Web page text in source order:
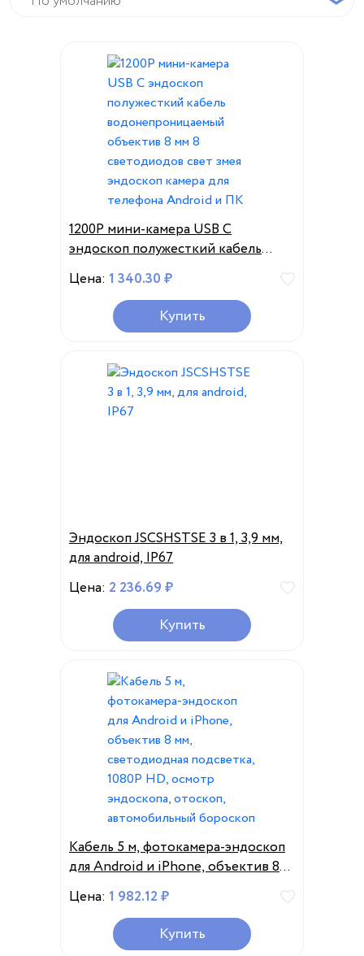
1200P мини-камера USB C
эндоскоп полужесткий кабель
водонепроницаемый объектив 8
мм 8 светодиодов свет змея
эндоскоп камера для телефона
Android и ПК
Цена: 1 340.30 ₽
Купить
Эндоскоп JSCSHSTSE 3 в 1, 3,9 мм,
для android, IP67
Цена: 2 236.69 ₽
Купить
Кабель 5 м, фотокамера-эндоскоп
для Android и iPhone, объектив 8
мм, светодиодная подсветка,
1080P HD, осмотр эндоскопа,
отоскоп, автомобильный
бороскоп
Цена: 1 982.12 ₽
Купить